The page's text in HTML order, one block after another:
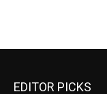
EDITOR PICKS